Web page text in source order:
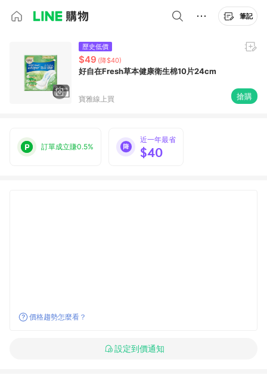
筆記
歷史低價
$49 (降$40)
好自在Fresh草本健康衛生棉10片24cm
寶雅線上買 搶購
訂單成立賺0.5%
近一年最省
$40
價格趨勢怎麼看？
設定到價通知